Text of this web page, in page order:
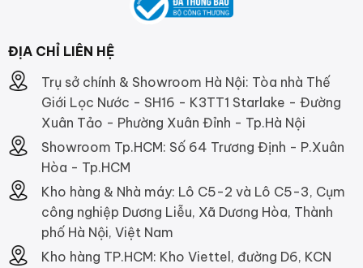
ĐỊA CHỈ LIÊN HỆ
Trụ sở chính & Showroom Hà Nội: Tòa nhà Thế
Giới Lọc Nước - SH16 - K3TT1 Starlake - Đường
Xuân Tảo - Phường Xuân Đỉnh - Tp.Hà Nội
Showroom Tp.HCM: Số 64 Trương Định - P.Xuân
Hòa - Tp.HCM
Kho hàng & Nhà máy: Lô C5-2 và Lô C5-3, Cụm
công nghiệp Dương Liễu, Xã Dương Hòa, Thành
phố Hà Nội, Việt Nam
Kho hàng TP.HCM: Kho Viettel, đường D6, KCN